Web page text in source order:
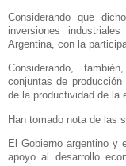
Considerando que
inversiones
Argentina , con la
Considerando,
conjuntas de
de la productividad de la
Han tomado nota de las
El Gobierno argentino y
apoyo al desarrollo